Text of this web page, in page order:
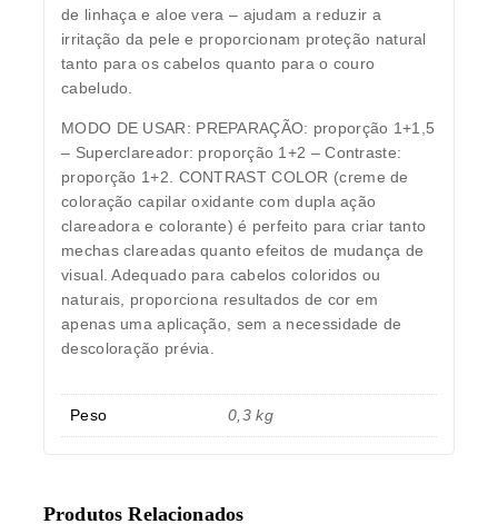
de linhaça e aloe vera – ajudam a reduzir a
irritação da pele e proporcionam proteção natural
tanto para os cabelos quanto para o couro
cabeludo.
MODO DE USAR: PREPARAÇÃO: proporção 1+1,5
– Superclareador: proporção 1+2 – Contraste:
proporção 1+2. CONTRAST COLOR (creme de
coloração capilar oxidante com dupla ação
clareadora e colorante) é perfeito para criar tanto
mechas clareadas quanto efeitos de mudança de
visual. Adequado para cabelos coloridos ou
naturais, proporciona resultados de cor em
apenas uma aplicação, sem a necessidade de
descoloração prévia.
Peso 0,3 kg
Produtos Relacionados